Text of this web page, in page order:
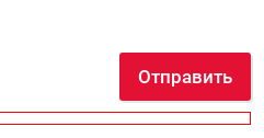
Отправить